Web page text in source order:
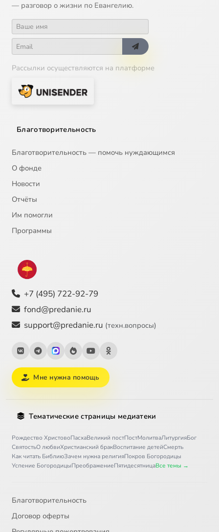
— разговор о жизни по Евангелию.
Рассылки осуществляются на платформе
Благотворительность
Благотворительность — помочь нуждающимся
О фонде
Новости
Отчёты
Им помогли
Программы
+7 (495) 722-92-79
fond@predanie.ru
support@predanie.ru (техн.вопросы)
Мне нужна помощь
Тематические страницы медиатеки
Рождество ХристовоПасхаВеликий постПостМолитваЛитургияБог
СвятостьО любвиХристианский бракВоспитание детейСмерть
Как читать БиблиюЗачем нужна религияПокров Богородицы
Успение БогородицыПреображениеПятидесятницаВсе темы →
Благотворительность
Договор оферты